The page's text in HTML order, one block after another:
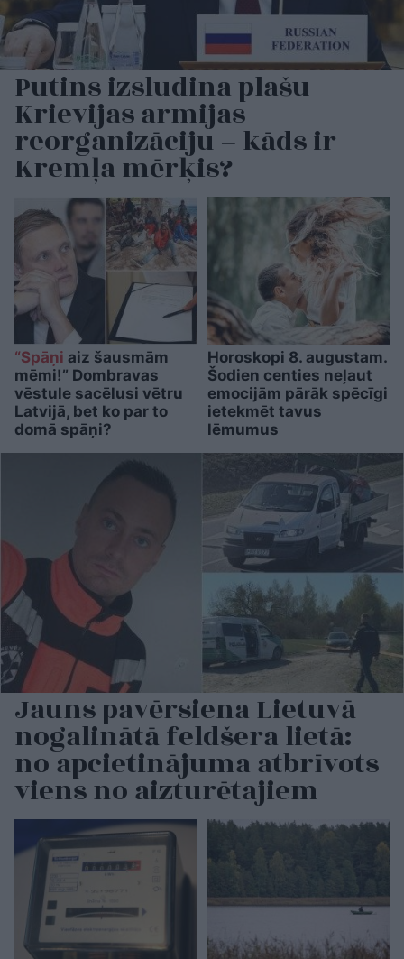
Putins izsludina plašu
Krievijas armijas
reorganizāciju – kāds ir
Kremļa mērķis?
“Spāņi aiz šausmām
mēmi!” Dombravas
vēstule sacēlusi vētru
Latvijā, bet ko par to
domā spāņi?
Horoskopi 8. augustam.
Šodien centies neļaut
emocijām pārāk spēcīgi
ietekmēt tavus
lēmumus
Jauns pavērsiena Lietuvā
nogalinātā feldšera lietā:
no apcietinājuma atbrīvots
viens no aizturētajiem